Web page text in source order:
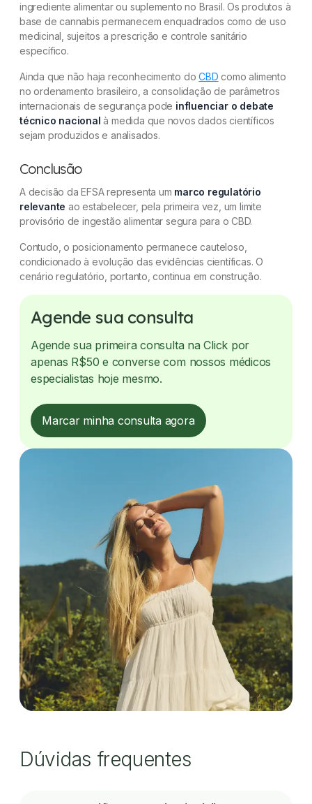
ingrediente alimentar ou suplemento no Brasil. Os produtos à
base de cannabis permanecem enquadrados como de uso
medicinal, sujeitos a prescrição e controle sanitário
específico.
Ainda que não haja reconhecimento doCBD como alimento
no ordenamento brasileiro, a consolidação de parâmetros
internacionais de segurança pode influenciar o debate
técnico nacional à medida que novos dados científicos
sejam produzidos e analisados.
Conclusão
A decisão da EFSA representa um marco regulatório
relevante ao estabelecer, pela primeira vez, um limite
provisório de ingestão alimentar segura para o CBD.
Contudo, o posicionamento permanece cauteloso,
condicionado à evolução das evidências científicas. O
cenário regulatório, portanto, continua em construção.
Agende sua consulta
Agende sua primeira consulta na Click por
apenas R$50 e converse com nossos médicos
especialistas hoje mesmo.
Marcar minha consulta agora
Dúvidas frequentes